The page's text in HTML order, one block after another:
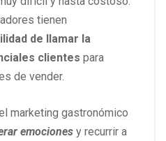
tienen
de llamar la
clientes para
de vender.
marketing gastronómico
emociones y recurrir a